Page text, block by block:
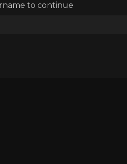
to continue